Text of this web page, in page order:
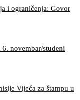
i ograničenja: Govor
novembar/studeni
Vijeća za štampu u